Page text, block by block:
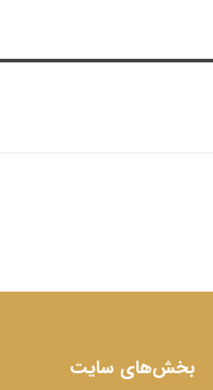
بخش‌های سایت